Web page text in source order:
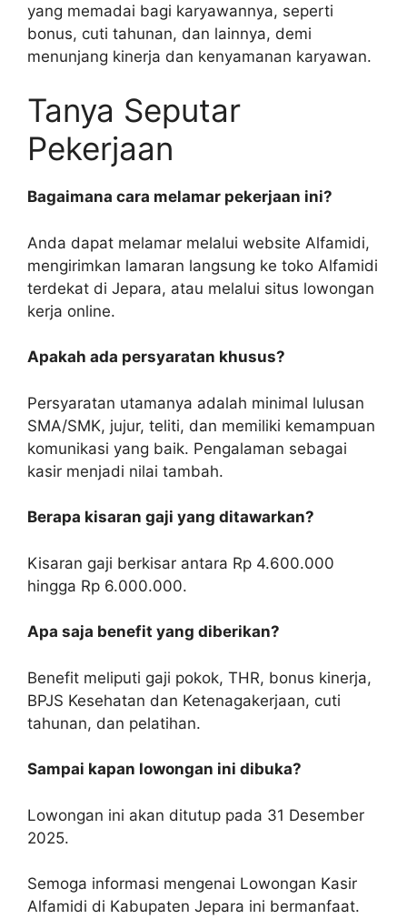
yang memadai bagi karyawannya, seperti
bonus, cuti tahunan, dan lainnya, demi
menunjang kinerja dan kenyamanan karyawan.
Tanya Seputar
Pekerjaan
Bagaimana cara melamar pekerjaan ini?
Anda dapat melamar melalui website Alfamidi,
mengirimkan lamaran langsung ke toko Alfamidi
terdekat di Jepara, atau melalui situs lowongan
kerja online.
Apakah ada persyaratan khusus?
Persyaratan utamanya adalah minimal lulusan
SMA/SMK, jujur, teliti, dan memiliki kemampuan
komunikasi yang baik. Pengalaman sebagai
kasir menjadi nilai tambah.
Berapa kisaran gaji yang ditawarkan?
Kisaran gaji berkisar antara Rp 4.600.000
hingga Rp 6.000.000.
Apa saja benefit yang diberikan?
Benefit meliputi gaji pokok, THR, bonus kinerja,
BPJS Kesehatan dan Ketenagakerjaan, cuti
tahunan, dan pelatihan.
Sampai kapan lowongan ini dibuka?
Lowongan ini akan ditutup pada 31 Desember
2025.
Semoga informasi mengenai Lowongan Kasir
Alfamidi di Kabupaten Jepara ini bermanfaat.